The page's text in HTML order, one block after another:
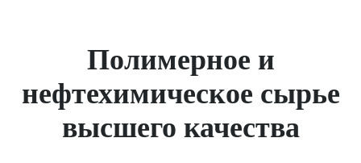
Полимерное и
нефтехимическое сырье
высшего качества